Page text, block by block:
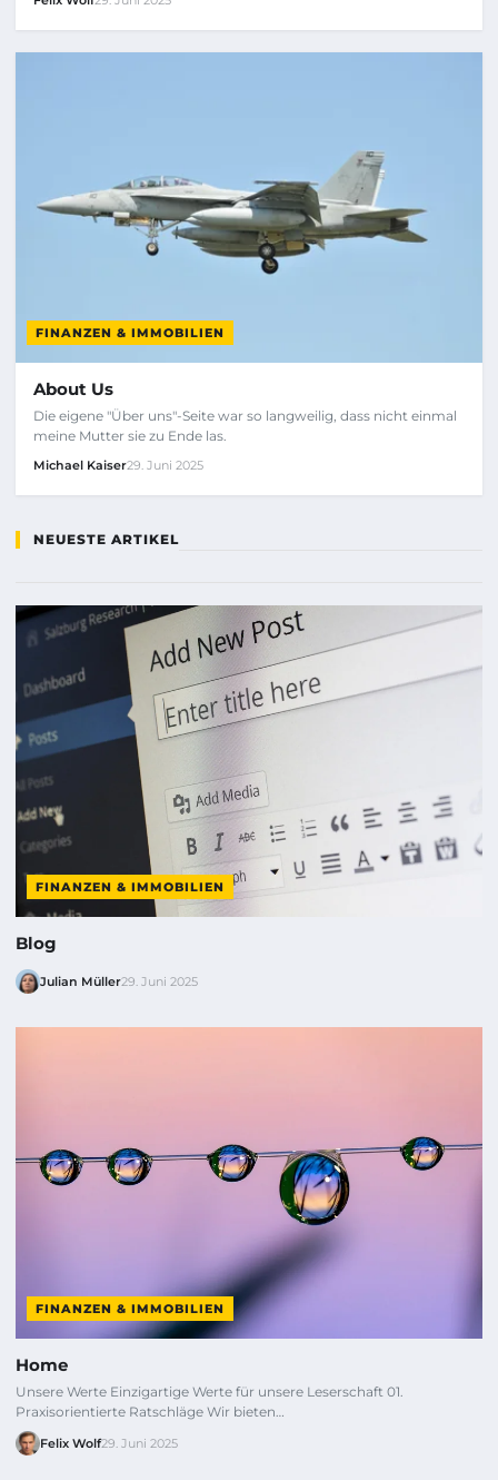
FINANZEN & IMMOBILIEN
About Us
Die eigene "Über uns"-Seite war so langweilig, dass nicht einmal
meine Mutter sie zu Ende las.
Michael Kaiser29. Juni 2025
NEUESTE ARTIKEL
FINANZEN & IMMOBILIEN
Blog
Julian Müller29. Juni 2025
FINANZEN & IMMOBILIEN
Home
Unsere Werte Einzigartige Werte für unsere Leserschaft 01.
Praxisorientierte Ratschläge Wir bieten…
Felix Wolf29. Juni 2025